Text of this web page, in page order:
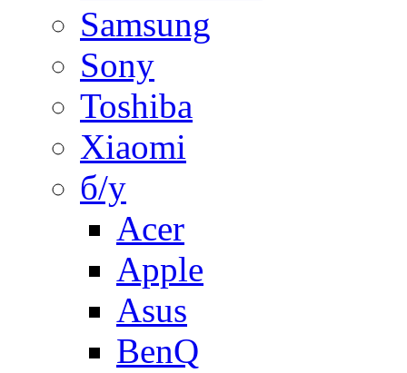
Samsung
Sony
Toshiba
Xiaomi
б/у
Acer
Apple
Asus
BenQ